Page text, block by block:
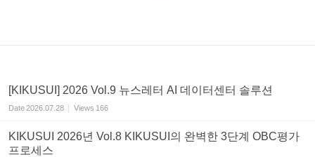
[KIKUSUI] 2026 Vol.9 뉴스레터 AI 데이터센터 솔루션
Date2026.07.28 Views 166
KIKUSUI 2026년 Vol.8 KIKUSUI의 완벽한 3단계 OBC평가
프로세스